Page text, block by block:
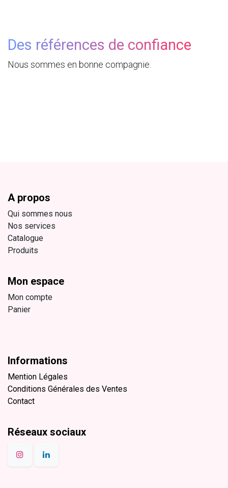
Des références de confiance
Nous sommes en bonne compagnie.
A propos
Qui sommes nous
Nos services
Catalogue
Produits
Mon espace
Mon compte
Panier
Informations
Mention Légales
Conditions Générales des Ventes
Contact
Réseaux sociaux